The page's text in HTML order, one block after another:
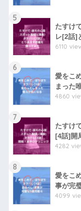
5
たすけ
レ[2話]
6110
6
愛をこ
まった
4860
7
たすけ
[4話]開
4282
8
愛をこ
事が完
4099